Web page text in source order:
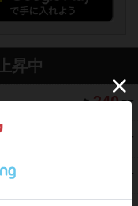
昇中
340 PT
PT
PT